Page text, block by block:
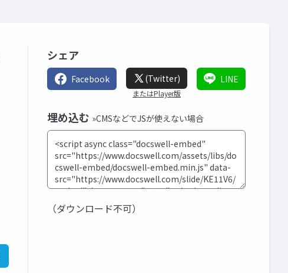
シェア
Facebook (Twitter)
またはPlayer版
LINE
埋め込む »CMSなどでJSが使えない場合
（ダウンロード不可）